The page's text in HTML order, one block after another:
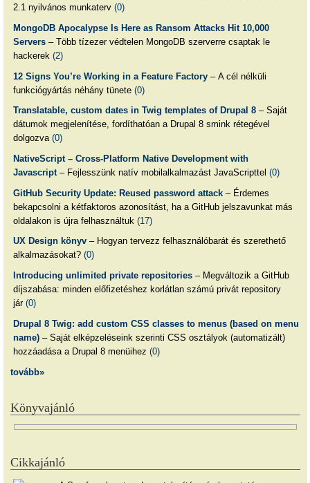
2.1 nyilvános munkaterv (0)
MongoDB Apocalypse Is Here as Ransom Attacks Hit 10,000
Servers– Több tízezer védtelen MongoDB szerverre csaptak le
hackerek (2)
12 Signs You’re Working in a Feature Factory– A cél nélküli
funkciógyártás néhány tünete (0)
Translatable, custom dates in Twig templates of Drupal 8– Saját
dátumok megjelenítése, fordíthatóan a Drupal 8 smink rétegével
dolgozva (0)
NativeScript – Cross-Platform Native Development with
Javascript– Fejlesszünk natív mobilalkalmazást JavaScripttel (0)
GitHub Security Update: Reused password attack– Érdemes
bekapcsolni a kétfaktoros azonosítást, ha a GitHub jelszavunkat más
oldalakon is újra felhasználtuk (17)
UX Design könyv– Hogyan tervezz felhasználóbarát és szerethető
alkalmazásokat? (0)
Introducing unlimited private repositories– Megváltozik a GitHub
díjszabása: minden előfizetéshez korlátlan számú privát repository
jár (0)
Drupal 8 Twig: add custom CSS classes to menus (based on menu
name)– Saját elképzeléseink szerinti CSS osztályok (automatizált)
hozzáadása a Drupal 8 menüihez (0)
tovább»
Könyvajánló
Cikkajánló